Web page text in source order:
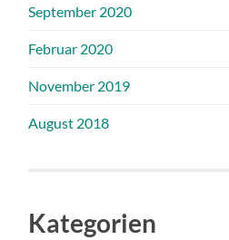
September 2020
Februar 2020
November 2019
August 2018
Kategorien